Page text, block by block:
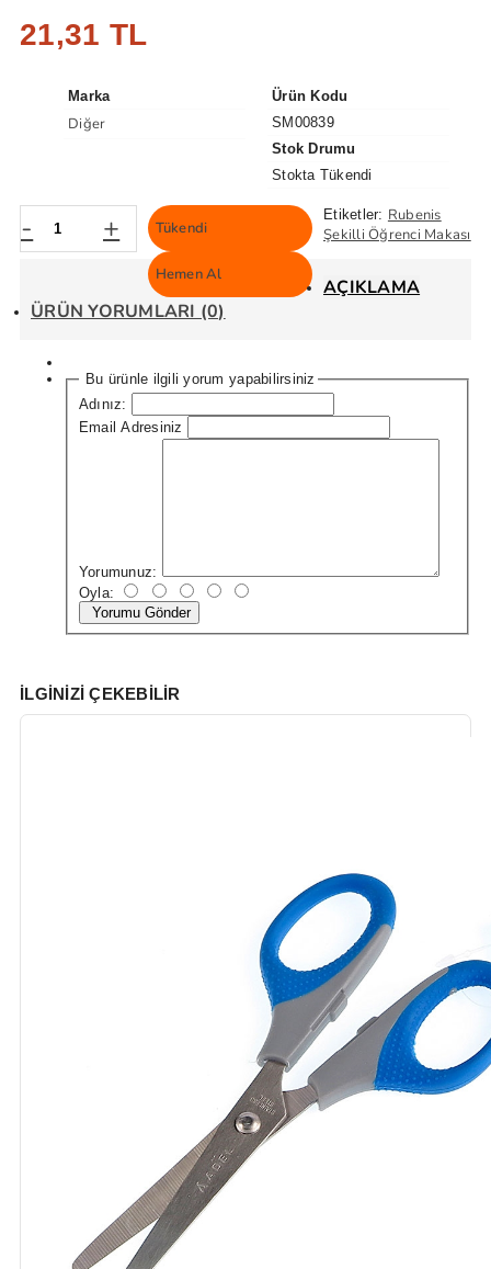
21,31 TL
Marka
Diğer
Ürün Kodu
SM00839
Stok Drumu
Stokta Tükendi
- + Tükendi
Hemen Al
Etiketler: Rubenis
Şekilli Öğrenci Makası
AÇIKLAMA
ÜRÜN YORUMLARI (0)
Bu ürünle ilgili yorum yapabilirsiniz
Adınız:
Email Adresiniz
Yorumunuz:
Oyla:
Yorumu Gönder
İLGINIZI ÇEKEBILIR